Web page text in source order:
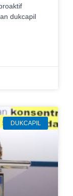
dukcapil
DUKCAPIL